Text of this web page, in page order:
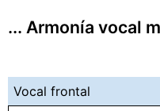
... Armonía vocal
Vocal frontal